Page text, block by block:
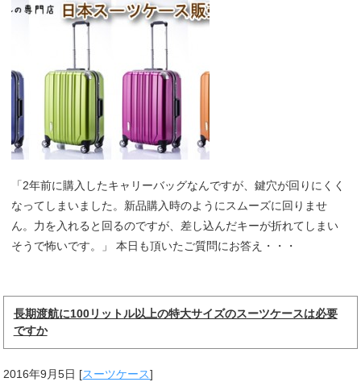
「2年前に購入したキャリーバッグなんですが、鍵穴が回りにくく
なってしまいました。新品購入時のようにスムーズに回りませ
ん。力を入れると回るのですが、差し込んだキーが折れてしまい
そうで怖いです。」 本日も頂いたご質問にお答え・・・
長期渡航に100リットル以上の特大サイズのスーツケースは必要
ですか
2016年9月5日 [スーツケース]